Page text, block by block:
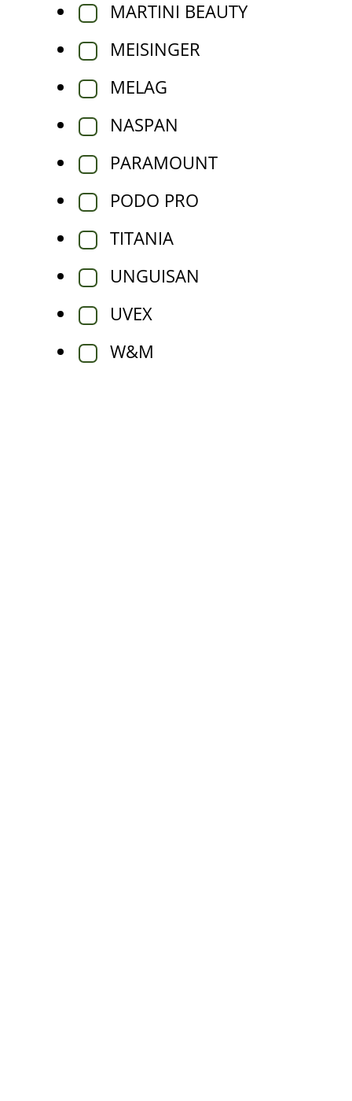
MARTINI BEAUTY
MEISINGER
MELAG
NASPAN
PARAMOUNT
PODO PRO
TITANIA
UNGUISAN
UVEX
W&M